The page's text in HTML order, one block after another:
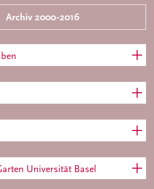
Archiv 2000-2016
Universität Basel